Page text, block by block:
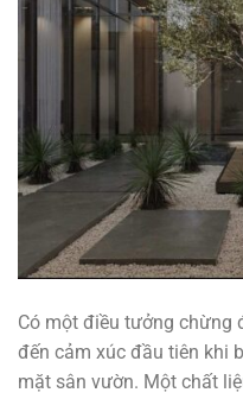
Có một điều tưởng chừng
đến cảm xúc đầu tiên khi
mặt sân vườn. Một chất